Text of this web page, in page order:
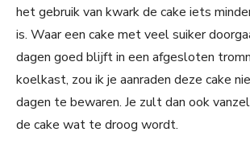
het gebruik van kwark de cake iets
is. Waar een cake met veel suiker
dagen goed blijft in een afgesloten
koelkast, zou ik je aanraden deze cake
dagen te bewaren. Je zult dan ook
de cake wat te droog wordt.